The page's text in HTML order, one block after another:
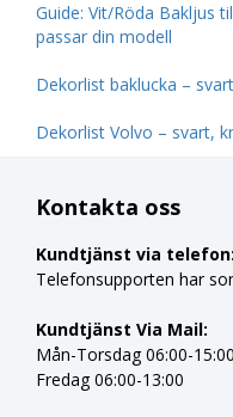
Guide: Vit/Röda Bakljus
passar din modell
Dekorlist baklucka –
Dekorlist Volvo – svart,
Kontakta oss
Kundtjänst via telefon:
Telefonsupporten har
Kundtjänst Via Mail:
Mån-Torsdag 06:00-15:00
Fredag 06:00-13:00